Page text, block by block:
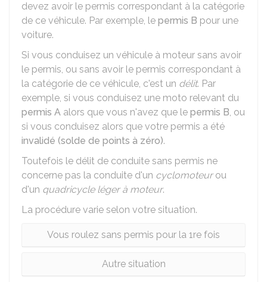
devez avoir le permis correspondant à la catégorie
de ce véhicule. Par exemple, le permis B pour une
voiture.
Si vous conduisez un véhicule à moteur sans avoir
le permis, ou sans avoir le permis correspondant à
la catégorie de ce véhicule, c'est un délit. Par
exemple, si vous conduisez une moto relevant du
permis A alors que vous n'avez que le permis B, ou
si vous conduisez alors que votre permis a été
invalidé (solde de points à zéro).
Toutefois le délit de conduite sans permis ne
concerne pas la conduite d'un cyclomoteurou
d'un quadricycle léger à moteur.
La procédure varie selon votre situation.
Vous roulez sans permis pour la 1re fois
Autre situation